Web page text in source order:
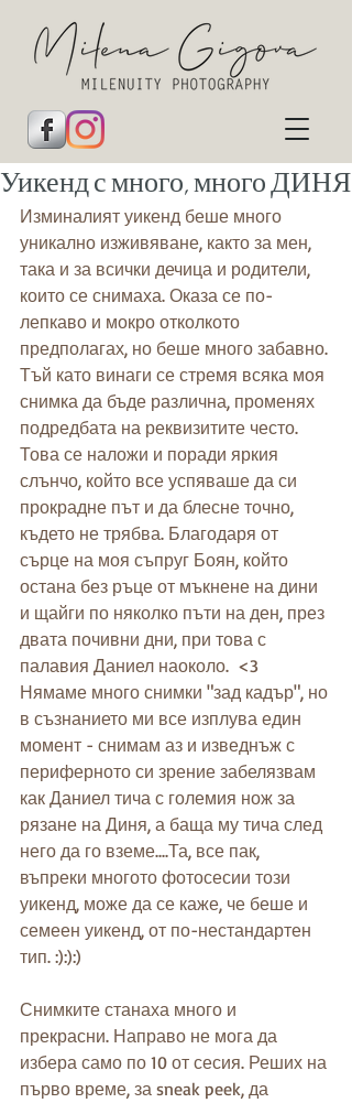
Уикенд с много, много ДИНЯ
Изминалият уикенд беше много
уникално изживяване, както за мен,
така и за всички дечица и родители,
които се снимаха. Оказа се по-
лепкаво и мокро отколкото
предполагах, но беше много забавно.
Тъй като винаги се стремя всяка моя
снимка да бъде различна, променях
подредбата на реквизитите често.
Това се наложи и поради яркия
слънчо, който все успяваше да си
прокрадне път и да блесне точно,
където не трябва. Благодаря от
сърце на моя съпруг Боян, който
остана без ръце от мъкнене на дини
и щайги по няколко пъти на ден, през
двата почивни дни, при това с
палавия Даниел наоколо.  <3
Нямаме много снимки "зад кадър", но
в съзнанието ми все изплува един
момент - снимам аз и изведнъж с
периферното си зрение забелязвам
как Даниел тича с големия нож за
рязане на Диня, а баща му тича след
него да го вземе....Та, все пак,
въпреки многото фотосесии този
уикенд, може да се каже, че беше и
семеен уикенд, от по-нестандартен
тип. :):):)
Снимките станаха много и
прекрасни. Направо не мога да
избера само по 10 от сесия. Реших на
първо време, за sneak peek, да